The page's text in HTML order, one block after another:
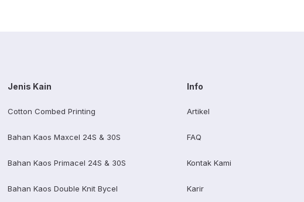
Jenis Kain
Cotton Combed Printing
Bahan Kaos Maxcel 24S & 30S
Bahan Kaos Primacel 24S & 30S
Bahan Kaos Double Knit Bycel
Info
Artikel
FAQ
Kontak Kami
Karir